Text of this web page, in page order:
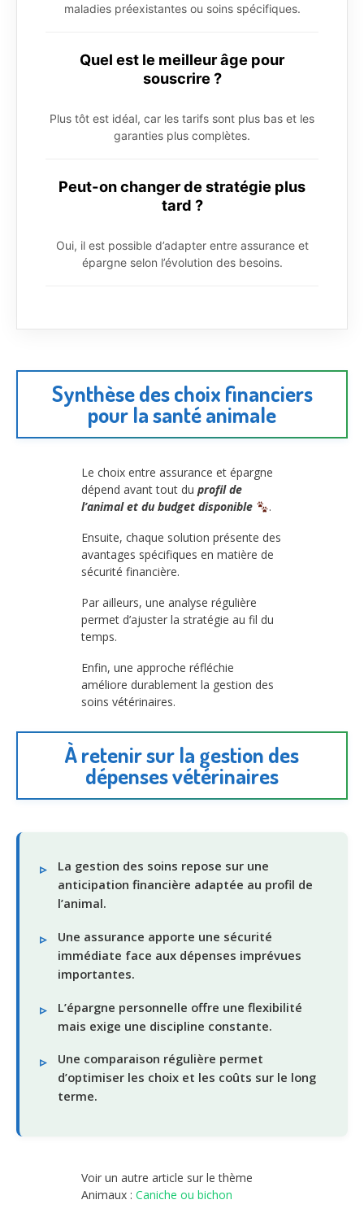
maladies préexistantes ou soins spécifiques.
Quel est le meilleur âge pour
souscrire ?
Plus tôt est idéal, car les tarifs sont plus bas et les
garanties plus complètes.
Peut-on changer de stratégie plus
tard ?
Oui, il est possible d’adapter entre assurance et
épargne selon l’évolution des besoins.
Synthèse des choix financiers
pour la santé animale
Le choix entre assurance et épargne
dépend avant tout du profil de
l’animal et du budget disponible
.
Ensuite, chaque solution présente des
avantages spécifiques en matière de
sécurité financière.
Par ailleurs, une analyse régulière
permet d’ajuster la stratégie au fil du
temps.
Enfin, une approche réfléchie
améliore durablement la gestion des
soins vétérinaires.
À retenir sur la gestion des
dépenses vétérinaires
La gestion des soins repose sur une
anticipation financière adaptée au profil de
l’animal.
Une assurance apporte une sécurité
immédiate face aux dépenses imprévues
importantes.
L’épargne personnelle offre une flexibilité
mais exige une discipline constante.
Une comparaison régulière permet
d’optimiser les choix et les coûts sur le long
terme.
Voir un autre article sur le thème
Animaux : Caniche ou bichon